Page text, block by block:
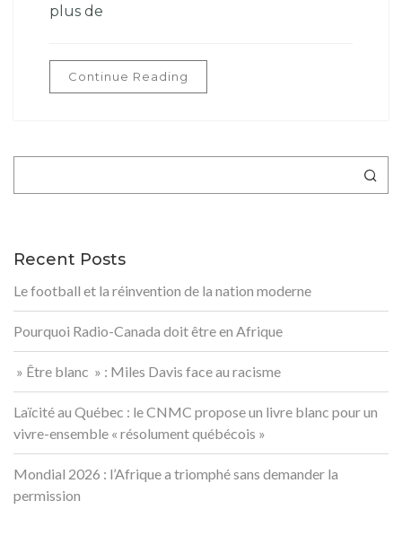
plus de
Continue Reading
Recent Posts
Le football et la réinvention de la nation moderne
Pourquoi Radio-Canada doit être en Afrique
» Être blanc » : Miles Davis face au racisme
Laïcité au Québec : le CNMC propose un livre blanc pour un
vivre-ensemble « résolument québécois »
Mondial 2026 : l’Afrique a triomphé sans demander la
permission